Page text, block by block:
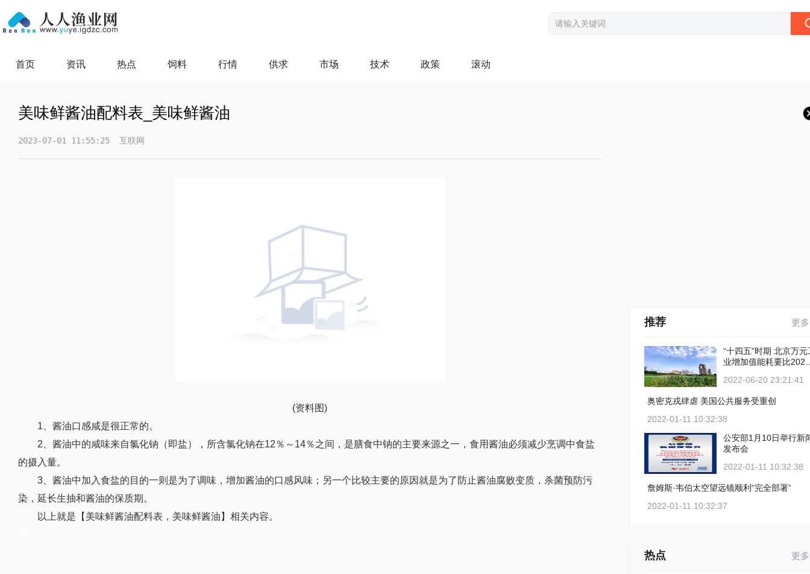
首页 资讯 热点 饲料 行情 供求 市场 技术 政策 滚动
美味鲜酱油配料表_美味鲜酱油
2023-07-01 11:55:25 互联网
(资料图)
1、酱油口感咸是很正常的。
2、酱油中的咸味来自氯化钠（即盐），所含氯化钠在12％～14％之间，是膳食中钠的主要来源之一，食用酱油必须减少烹调中食盐
的摄入量。
3、酱油中加入食盐的目的一则是为了调味，增加酱油的口感风味；另一个比较主要的原因就是为了防止酱油腐败变质，杀菌预防污
染，延长生抽和酱油的保质期。
以上就是【美味鲜酱油配料表，美味鲜酱油】相关内容。
推荐 更多
“十四五”时期 北京万元工
业增加值能耗要比2020
2022-06-20 23:21:41
奥密克戎肆虐 美国公共服务受重创
2022-01-11 10:32:38
公安部1月10日举行新
发布会
2022-01-11 10:32:38
詹姆斯·韦伯太空望远镜顺利“完全部署”
2022-01-11 10:32:37
热点 更多